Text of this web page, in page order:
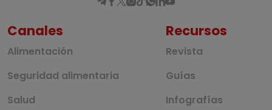
Canales
Alimentación
Seguridad alimentaria
Salud
Recursos
Revista
Guías
Infografías